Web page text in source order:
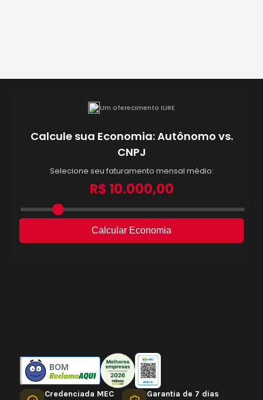
BOM
Credenciada MEC Garantia de 7 dias